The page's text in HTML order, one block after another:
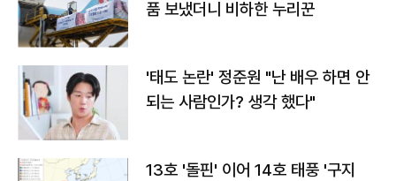
품 보냈더니 비하한 누리꾼
'태도 논란' 정준원 "난 배우 하면 안
되는 사람인가? 생각 했다"
13호 '돌핀' 이어 14호 태풍 '구지